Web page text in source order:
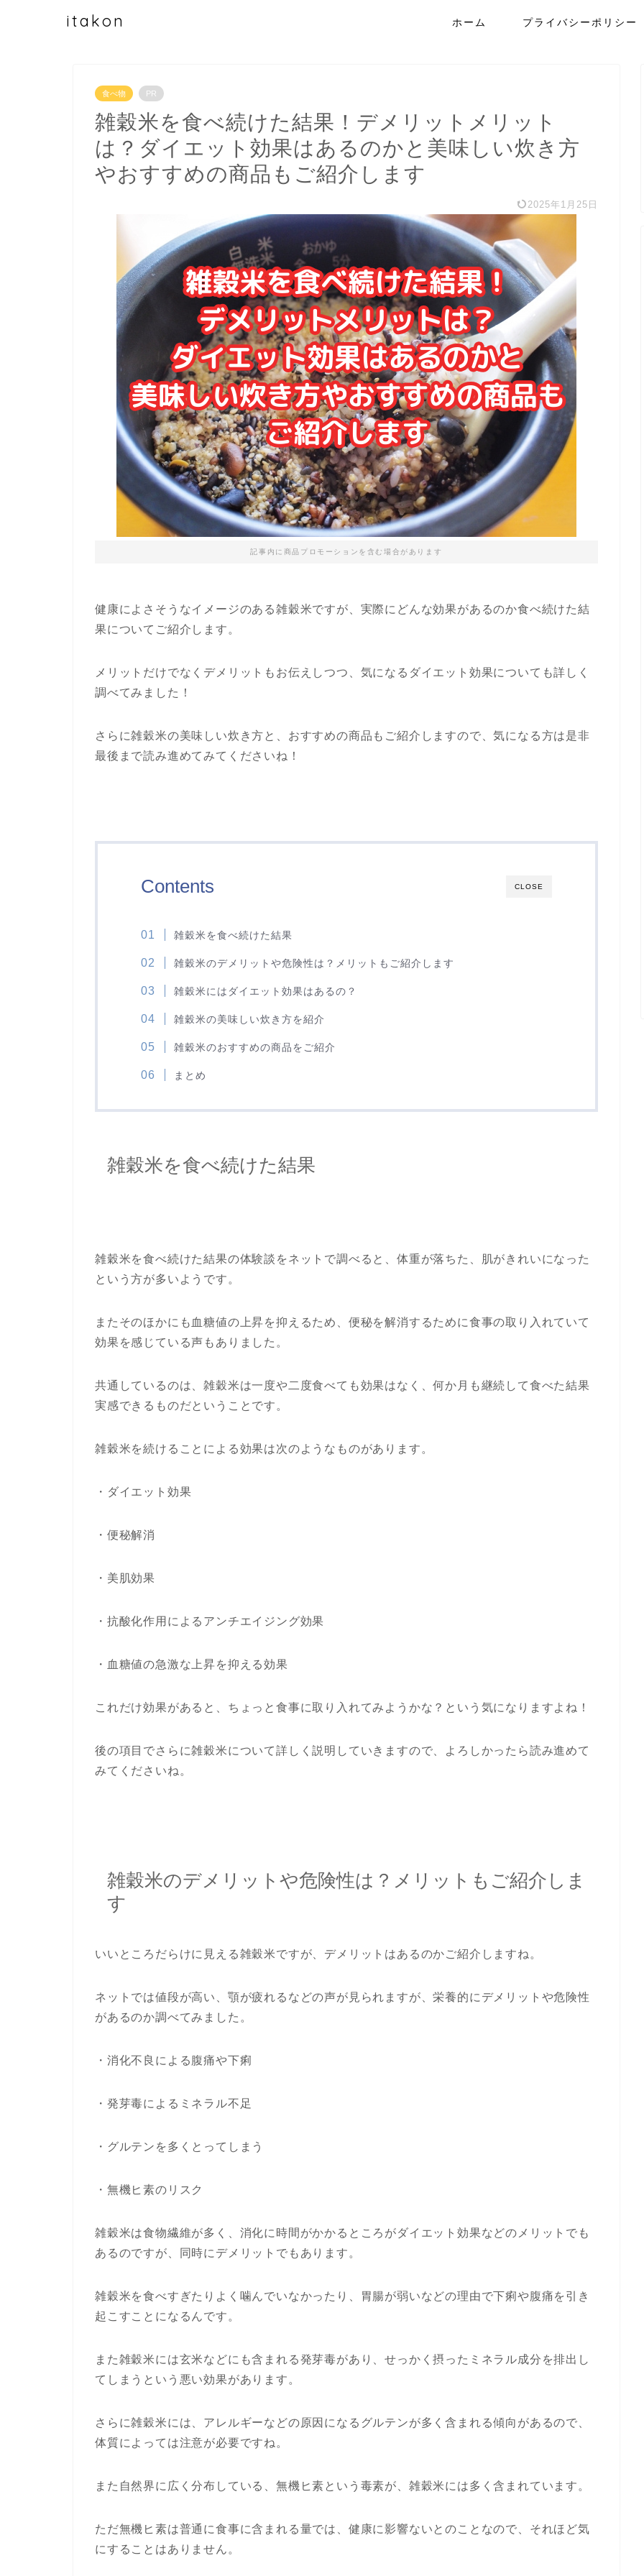
itakon ホーム プライバシーポリシー
食べ物 PR
雑穀米を食べ続けた結果！デメリットメリット
は？ダイエット効果はあるのかと美味しい炊き方
やおすすめの商品もご紹介します
2025年1月25日
記事内に商品プロモーションを含む場合があります
健康によさそうなイメージのある雑穀米ですが、実際にどんな効果があるのか食べ続けた結
果についてご紹介します。
メリットだけでなくデメリットもお伝えしつつ、気になるダイエット効果についても詳しく
調べてみました！
さらに雑穀米の美味しい炊き方と、おすすめの商品もご紹介しますので、気になる方は是非
最後まで読み進めてみてくださいね！
CLOSE
Contents
雑穀米を食べ続けた結果
雑穀米のデメリットや危険性は？メリットもご紹介します
雑穀米にはダイエット効果はあるの？
雑穀米の美味しい炊き方を紹介
雑穀米のおすすめの商品をご紹介
まとめ
雑穀米を食べ続けた結果
雑穀米を食べ続けた結果の体験談をネットで調べると、体重が落ちた、肌がきれいになった
という方が多いようです。
またそのほかにも血糖値の上昇を抑えるため、便秘を解消するために食事の取り入れていて
効果を感じている声もありました。
共通しているのは、雑穀米は一度や二度食べても効果はなく、何か月も継続して食べた結果
実感できるものだということです。
雑穀米を続けることによる効果は次のようなものがあります。
・ダイエット効果
・便秘解消
・美肌効果
・抗酸化作用によるアンチエイジング効果
・血糖値の急激な上昇を抑える効果
これだけ効果があると、ちょっと食事に取り入れてみようかな？という気になりますよね！
後の項目でさらに雑穀米について詳しく説明していきますので、よろしかったら読み進めて
みてくださいね。
雑穀米のデメリットや危険性は？メリットもご紹介しま
す
いいところだらけに見える雑穀米ですが、デメリットはあるのかご紹介しますね。
ネットでは値段が高い、顎が疲れるなどの声が見られますが、栄養的にデメリットや危険性
があるのか調べてみました。
・消化不良による腹痛や下痢
・発芽毒によるミネラル不足
・グルテンを多くとってしまう
・無機ヒ素のリスク
雑穀米は食物繊維が多く、消化に時間がかかるところがダイエット効果などのメリットでも
あるのですが、同時にデメリットでもあります。
雑穀米を食べすぎたりよく噛んでいなかったり、胃腸が弱いなどの理由で下痢や腹痛を引き
起こすことになるんです。
また雑穀米には玄米などにも含まれる発芽毒があり、せっかく摂ったミネラル成分を排出し
てしまうという悪い効果があります。
さらに雑穀米には、アレルギーなどの原因になるグルテンが多く含まれる傾向があるので、
体質によっては注意が必要ですね。
また自然界に広く分布している、無機ヒ素という毒素が、雑穀米には多く含まれています。
ただ無機ヒ素は普通に食事に含まれる量では、健康に影響ないとのことなので、それほど気
にすることはありません。